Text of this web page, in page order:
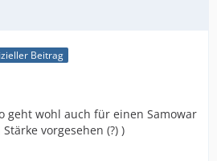
Beitrag
geht wohl auch für einen Samowar
vorgesehen (?) )